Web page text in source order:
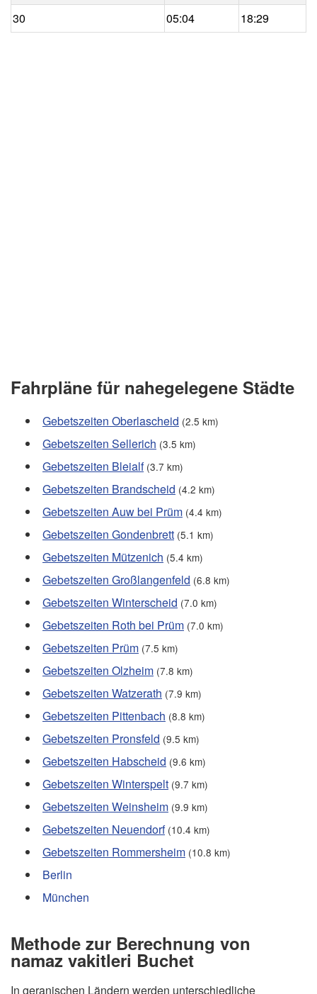
30
05:04 18:29
Fahrpläne für nahegelegene Städte
Gebetszeiten Oberlascheid (2.5 km)
Gebetszeiten Sellerich (3.5 km)
Gebetszeiten Bleialf (3.7 km)
Gebetszeiten Brandscheid (4.2 km)
Gebetszeiten Auw bei Prüm (4.4 km)
Gebetszeiten Gondenbrett (5.1 km)
Gebetszeiten Mützenich (5.4 km)
Gebetszeiten Großlangenfeld (6.8 km)
Gebetszeiten Winterscheid (7.0 km)
Gebetszeiten Roth bei Prüm (7.0 km)
Gebetszeiten Prüm (7.5 km)
Gebetszeiten Olzheim (7.8 km)
Gebetszeiten Watzerath (7.9 km)
Gebetszeiten Pittenbach (8.8 km)
Gebetszeiten Pronsfeld (9.5 km)
Gebetszeiten Habscheid (9.6 km)
Gebetszeiten Winterspelt (9.7 km)
Gebetszeiten Weinsheim (9.9 km)
Gebetszeiten Neuendorf (10.4 km)
Gebetszeiten Rommersheim (10.8 km)
Berlin
München
Methode zur Berechnung von
namaz vakitleri Buchet
In geranischen Ländern werden unterschiedliche